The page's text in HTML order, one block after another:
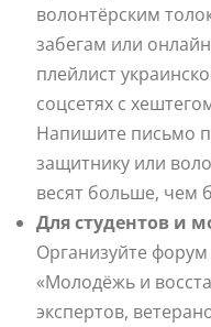
волонтёрским
забегам или
плейлист
соцсетях с
Напишите письмо
защитнику или
весят больше, чем
Для студентов и
Организуйте
«Молодёжь и
экспертов,